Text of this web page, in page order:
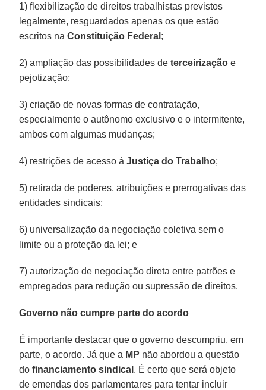
1) flexibilização de direitos trabalhistas previstos
legalmente, resguardados apenas os que estão
escritos naConstituição Federal ;
2) ampliação das possibilidades deterceirização e
pejotização;
3) criação de novas formas de contratação,
especialmente o autônomo exclusivo e o intermitente,
ambos com algumas mudanças;
4) restrições de acesso àJustiça do Trabalho;
5) retirada de poderes, atribuições e prerrogativas das
entidades sindicais;
6) universalização da negociação coletiva sem o
limite ou a proteção da lei; e
7) autorização de negociação direta entre patrões e
empregados para redução ou supressão de direitos.
Governo não cumpre parte do acordo
É importante destacar que o governo descumpriu, em
parte, o acordo. Já que a MP não abordou a questão
dofinanciamento sindical . É certo que será objeto
de emendas dos parlamentares para tentar incluir